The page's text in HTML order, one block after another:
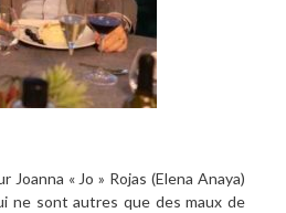
« Jo » Rojas (Elena Anaya)
ne sont autres que des maux de